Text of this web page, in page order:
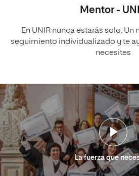
Mentor -
En UNIR nunca estarás solo. Un
seguimiento individualizado y te
necesites
La fuerza que